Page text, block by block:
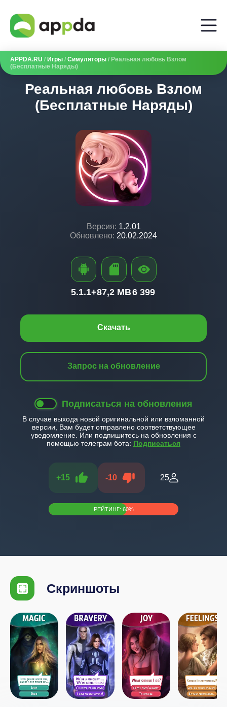
APPDA.RU / Игры / Симуляторы / Реальная любовь Взлом
(Бесплатные Наряды)
Реальная любовь Взлом
(Бесплатные Наряды)
Версия: 1.2.01
Обновлено: 20.02.2024
Скачать
Запрос на обновление
Подписаться на обновления
В случае выхода новой оригинальной или взломанной
версии, Вам будет отправлено соответствующее
уведомление. Или подпишитесь на обновления с
помощью телеграм бота: Подписаться
+15 -10 25
РЕЙТИНГ: 60%
5.1.1+87,2 MB6 399
Скриншоты